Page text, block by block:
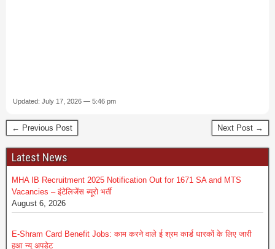
Updated: July 17, 2026 — 5:46 pm
← Previous Post Next Post →
Latest News
MHA IB Recruitment 2025 Notification Out for 1671 SA and MTS
Vacancies – इंटेलिजेंस ब्यूरो भर्ती
August 6, 2026
E-Shram Card Benefit Jobs: काम करने वाले ई श्रम कार्ड धारकों के लिए जारी
हुआ न्यू अपडेट